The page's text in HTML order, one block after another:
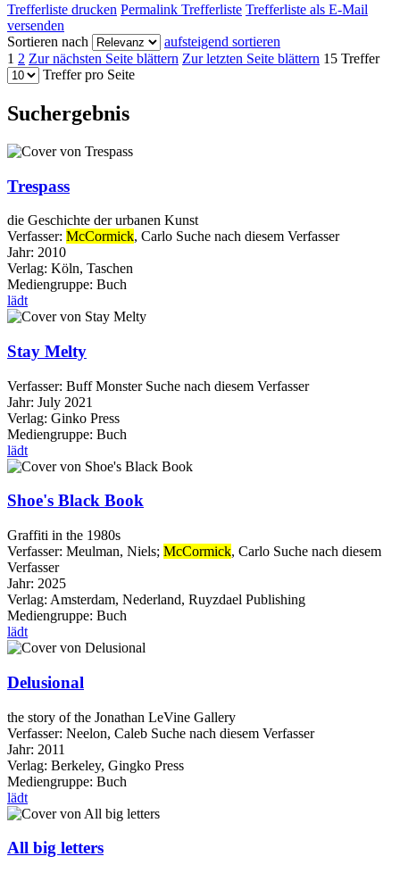
Trefferliste drucken Permalink Trefferliste Trefferliste als E-Mail
versenden
Sortieren nach
aufsteigend sortieren
1 2 Zur nächsten Seite blättern Zur letzten Seite blättern 15 Treffer
Treffer pro Seite
Suchergebnis
Trespass
die Geschichte der urbanen Kunst
Verfasser: McCormick, Carlo Suche nach diesem Verfasser
Jahr: 2010
Verlag: Köln, Taschen
Mediengruppe: Buch
lädt
Stay Melty
Verfasser: Buff Monster Suche nach diesem Verfasser
Jahr: July 2021
Verlag: Ginko Press
Mediengruppe: Buch
lädt
Shoe's Black Book
Graffiti in the 1980s
Verfasser: Meulman, Niels; McCormick, Carlo Suche nach diesem
Verfasser
Jahr: 2025
Verlag: Amsterdam, Nederland, Ruyzdael Publishing
Mediengruppe: Buch
lädt
Delusional
the story of the Jonathan LeVine Gallery
Verfasser: Neelon, Caleb Suche nach diesem Verfasser
Jahr: 2011
Verlag: Berkeley, Gingko Press
Mediengruppe: Buch
lädt
All big letters